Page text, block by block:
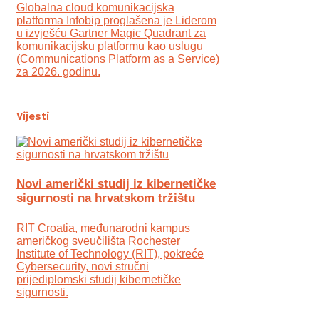
Globalna cloud komunikacijska
platforma Infobip proglašena je Liderom
u izvješću Gartner Magic Quadrant za
komunikacijsku platformu kao uslugu
(Communications Platform as a Service)
za 2026. godinu.
Vijesti
Novi američki studij iz kibernetičke
sigurnosti na hrvatskom tržištu
RIT Croatia, međunarodni kampus
američkog sveučilišta Rochester
Institute of Technology (RIT), pokreće
Cybersecurity, novi stručni
prijediplomski studij kibernetičke
sigurnosti.